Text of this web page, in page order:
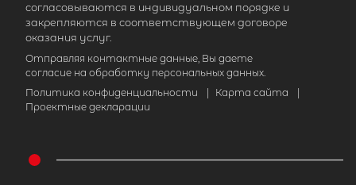
согласовываются в индивидуальном порядке и
закрепляются в соответствующем договоре
оказания услуг.
Отправляя контактные данные, Вы даете
согласие на обработку персональных данных.
Политика конфиденциальности
| Карта сайта
|
Проектные декларации